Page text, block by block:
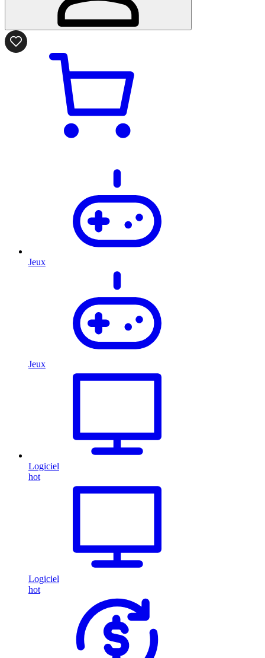
Jeux
Jeux
Logiciel
hot
Logiciel
hot